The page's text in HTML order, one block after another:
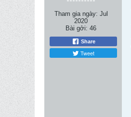
Tham gia ngày: Jul
2020
Bài gởi: 46
Share
Tweet